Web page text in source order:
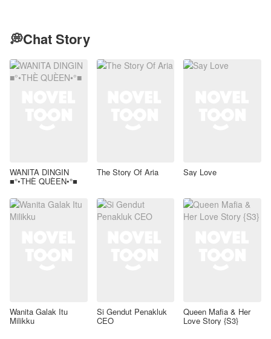
💭Chat Story
WANITA DINGIN
■°•THÈ QUÈEN•°■
The Story Of Aria Say Love
Wanita Galak Itu
Milikku
Si Gendut Penakluk
CEO
Queen Mafia & Her
Love Story {S3}